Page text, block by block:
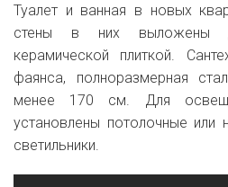
Туалет и ванная в новых
стены в них выложены
керамической плиткой.
фаянса, полноразмерная
менее 170 см. Для
установлены потолочные или
светильники.